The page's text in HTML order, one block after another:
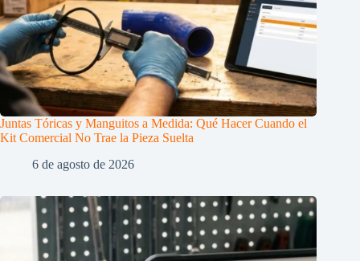
Juntas Tóricas y Manguitos a Medida: Qué Hacer Cuando el
Kit Comercial No Trae la Pieza Suelta
6 de agosto de 2026